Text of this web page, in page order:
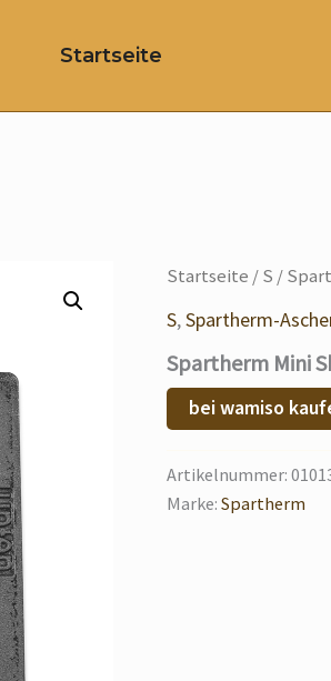
Startseite
Startseite /S /
S,Spartherm-
Spartherm Mini
bei wamiso
Artikelnummer:
Marke: Spartherm